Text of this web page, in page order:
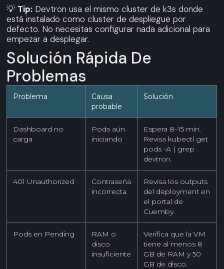
💡 Tip: Devtron usa el mismo cluster de k3s donde
está instalado como cluster de despliegue por
defecto. No necesitas configurar nada adicional para
empezar a desplegar.
Solución Rápida De
Problemas
Problema
Causa
probable
Solución
Dashboard no
carga
Pods aún
iniciando
Espera 8–15 min.
Revisa kubectl get
pods -A | grep
devtron.
401 Unauthorized
Contraseña
incorrecta
Revisa los outputs
del deployment en
el portal de
Cuemby.
Pods en Pending
RAM o
disco
insuficiente
Verifica que la VM
tiene al menos 8
GB de RAM y 50
GB de disco.